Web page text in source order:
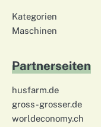
Kategorien
Maschinen
Partnerseiten
husfarm.de
gross-grosser.de
worldeconomy.ch